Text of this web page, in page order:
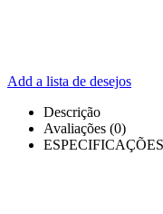
Add a lista de desejos
Descrição
Avaliações (0)
ESPECIFICAÇÕES